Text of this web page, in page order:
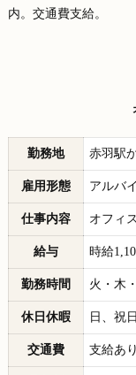
内。交通費支給。
勤務地 赤羽駅
雇用形態 アルバ
仕事内容 オフィ
給与 時給
勤務時間 火・木
休日休暇 日、祝
交通費 支給あ